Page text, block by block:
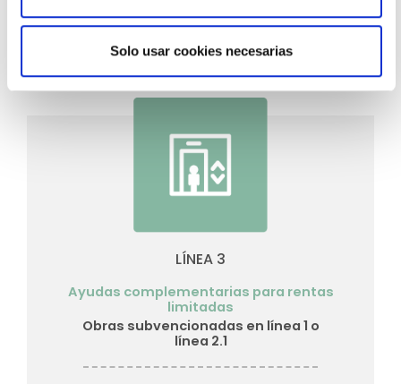
LÍNEA 3
Ayudas complementarias para rentas
limitadas
Obras subvencionadas en línea 1 o
línea 2.1